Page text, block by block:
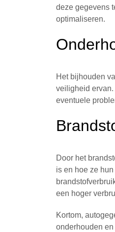
deze gegevens
optimaliseren.
Het bijhouden
veiligheid
eventuele
Door het
is en hoe ze
een hoger
Kortom,
onderhouden